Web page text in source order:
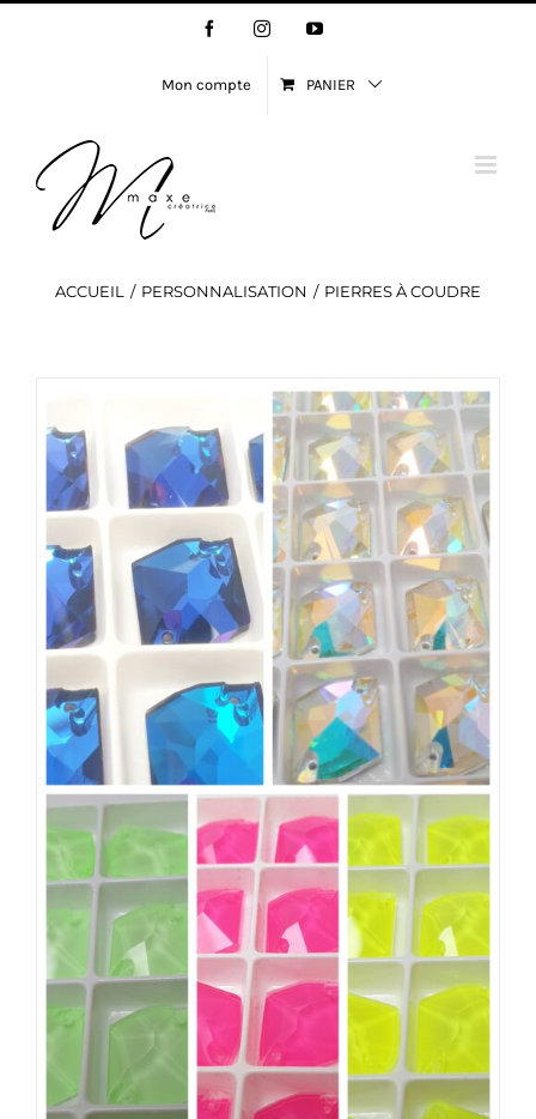
FacebookInstagramYouTube
Mon compte PANIER
ACCUEIL PERSONNALISATION PIERRES À COUDRE